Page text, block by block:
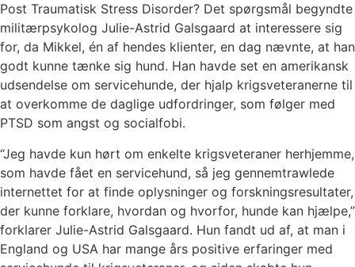
Post Traumatisk Stress Disorder? Det spørgsmål begyndte
militærpsykolog Julie-Astrid Galsgaard at interessere sig
for, da Mikkel, én af hendes klienter, en dag nævnte, at han
godt kunne tænke sig hund. Han havde set en amerikansk
udsendelse om servicehunde, der hjalp krigsveteranerne til
at overkomme de daglige udfordringer, som følger med
PTSD som angst og socialfobi.
“Jeg havde kun hørt om enkelte krigsveteraner herhjemme,
som havde fået en servicehund, så jeg gennemtrawlede
internettet for at finde oplysninger og forskningsresultater,
der kunne forklare, hvordan og hvorfor, hunde kan hjælpe,”
forklarer Julie-Astrid Galsgaard. Hun fandt ud af, at man i
England og USA har mange års positive erfaringer med